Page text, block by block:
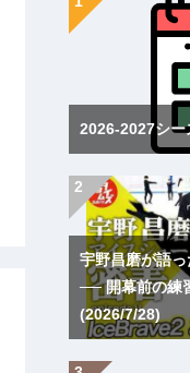
2026-2027シー
宇野昌磨が語
── 開幕前の
(2026/7/28)